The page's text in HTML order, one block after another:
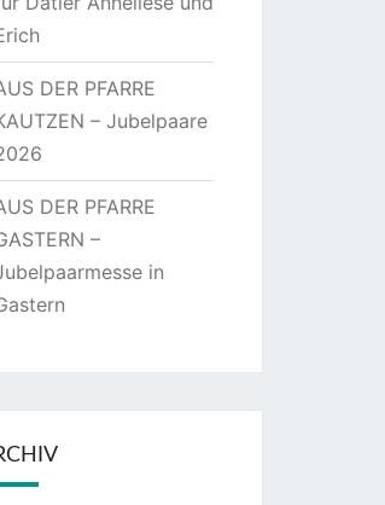
DER PFARRE
– Jubelpaare
DER PFARRE
–
in